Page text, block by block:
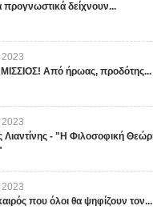
δείχνουν...
2023
Από ήρωας, προδότης...
2023
Λιαντίνης - "Η Φιλοσοφική
2023
που όλοι θα ψηφίζουν τον...